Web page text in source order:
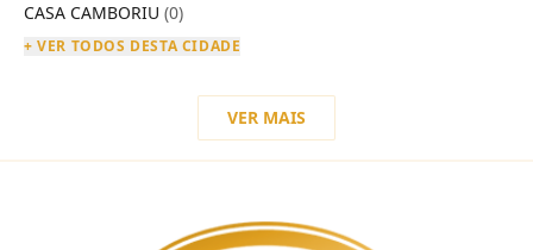
CASA CAMBORIU (0)
+ VER TODOS DESTA CIDADE
VER MAIS